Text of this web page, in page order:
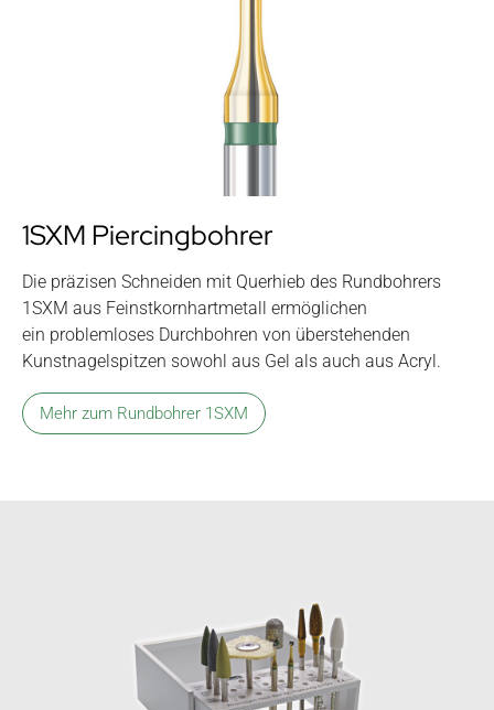
1SXM Piercingbohrer
Die präzisen Schneiden mit Querhieb des Rundbohrers
1SXM aus Feinstkornhartmetall ermöglichen
ein problemloses Durchbohren von überstehenden
Kunstnagelspitzen sowohl aus Gel als auch aus Acryl.
Mehr zum Rundbohrer 1SXM